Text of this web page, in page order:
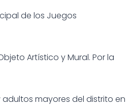
de los Juegos
Artístico y Mural. Por la
mayores del distrito en